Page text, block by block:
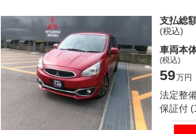
支払総
(税込)
車両本
(税込)
59万円
法定整
保証付